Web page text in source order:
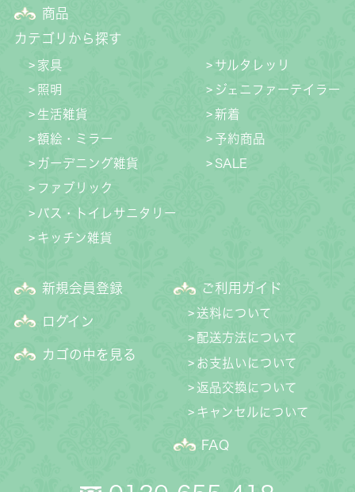
商品
カテゴリから探す
家具
照明
生活雑貨
額絵・ミラー
ガーデニング雑貨
ファブリック
バス・トイレサニタリー
キッチン雑貨
サルタレッリ
ジェニファーテイラー
新着
予約商品
SALE
新規会員登録
ログイン
カゴの中を見る
ご利用ガイド
送料について
配送方法について
お支払いについて
返品交換について
キャンセルについて
FAQ